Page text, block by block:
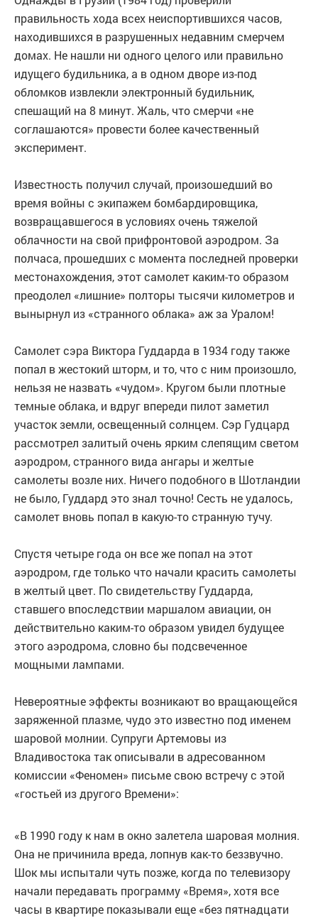
правильность хода всех неиспортившихся часов,
находившихся в разрушенных недавним смерчем
домах. Не нашли ни одного целого или правильно
идущего будильника, а в одном дворе из-под
обломков извлекли электронный будильник,
спешащий на 8 минут. Жаль, что смерчи «не
соглашаются» провести более качественный
эксперимент.
Известность получил случай, произошедший во
время войны с экипажем бомбардировщика,
возвращавшегося в условиях очень тяжелой
облачности на свой прифронтовой аэродром. За
полчаса, прошедших с момента последней проверки
местонахождения, этот самолет каким-то образом
преодолел «лишние» полторы тысячи километров и
вынырнул из «странного облака» аж за Уралом!
Самолет сэра Виктора Гуддарда в 1934 году также
попал в жестокий шторм, и то, что с ним произошло,
нельзя не назвать «чудом». Кругом были плотные
темные облака, и вдруг впереди пилот заметил
участок земли, освещенный солнцем. Сэр Гудцард
рассмотрел залитый очень ярким слепящим светом
аэродром, странного вида ангары и желтые
самолеты возле них. Ничего подобного в Шотландии
не было, Гуддард это знал точно! Сесть не удалось,
самолет вновь попал в какую-то странную тучу.
Спустя четыре года он все же попал на этот
аэродром, где только что начали красить самолеты
в желтый цвет. По свидетельству Гуддарда,
ставшего впоследствии маршалом авиации, он
действительно каким-то образом увидел будущее
этого аэродрома, словно бы подсвеченное
мощными лампами.
Невероятные эффекты возникают во вращающейся
заряженной плазме, чудо это известно под именем
шаровой молнии. Супруги Артемовы из
Владивостока так описывали в адресованном
комиссии «Феномен» письме свою встречу с этой
«гостьей из другого Времени»:
«В 1990 году к нам в окно залетела шаровая молния.
Она не причинила вреда, лопнув как-то беззвучно.
Шок мы испытали чуть позже, когда по телевизору
начали передавать программу «Время», хотя все
часы в квартире показывали еще «без пятнадцати